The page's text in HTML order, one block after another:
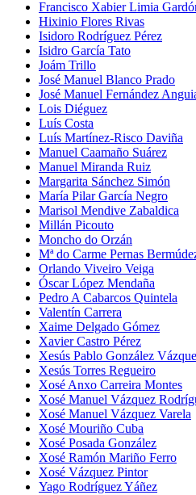
Francisco Xabier Limia
Hixinio Flores Rivas
Isidoro Rodríguez Pérez
Isidro García Tato
Joám Trillo
José Manuel Blanco Prado
José Manuel Fernández
Lois Diéguez
Luís Costa
Luís Martínez-Risco Daviña
Manuel Caamaño Suárez
Manuel Miranda Ruiz
Margarita Sánchez Simón
María Pilar García Negro
Marisol Mendive Zabaldica
Millán Picouto
Moncho do Orzán
Mª do Carme Pernas
Orlando Viveiro Veiga
Óscar López Mendaña
Pedro A Cabarcos Quintela
Valentín Carrera
Xaime Delgado Gómez
Xavier Castro Pérez
Xesús Pablo González
Xesús Torres Regueiro
Xosé Anxo Carreira Montes
Xosé Manuel Vázquez
Xosé Manuel Vázquez Varela
Xosé Mouriño Cuba
Xosé Posada González
Xosé Ramón Mariño Ferro
Xosé Vázquez Pintor
Yago Rodríguez Yáñez